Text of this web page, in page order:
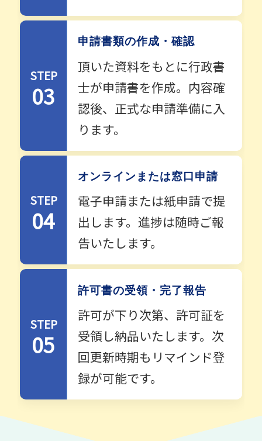
STEP
03
申請書類の作成・確認
頂いた資料をもとに行政書
士が申請書を作成。内容確
認後、正式な申請準備に入
ります。
STEP
04
オンラインまたは窓口申請
電子申請または紙申請で提
出します。進捗は随時ご報
告いたします。
STEP
05
許可書の受領・完了報告
許可が下り次第、許可証を
受領し納品いたします。次
回更新時期もリマインド登
録が可能です。